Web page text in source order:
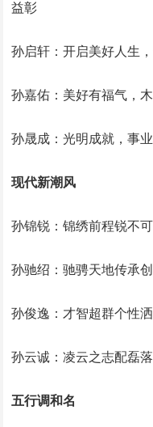
益彰‌
孙启轩：开启美好人生
孙嘉佑：美好有福气，
孙晟成：光明成就，事
现代新潮风
孙锦锐：锦绣前程锐不
孙驰绍：驰骋天地传承
孙俊逸：才智超群个性
孙云诚：凌云之志配磊
五行调和名